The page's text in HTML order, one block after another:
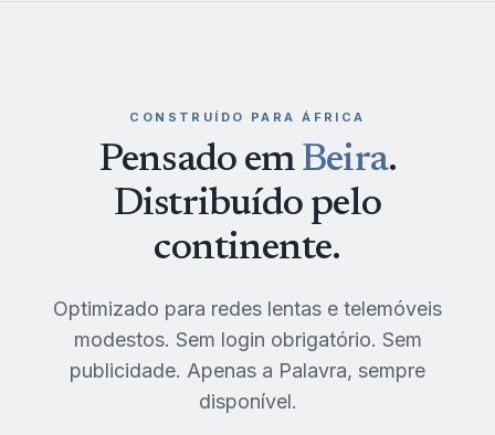
CONSTRUÍDO PARA ÁFRICA
Pensado emBeira.
Distribuído pelo
continente.
Optimizado para redes lentas e telemóveis
modestos. Sem login obrigatório. Sem
publicidade. Apenas a Palavra, sempre
disponível.